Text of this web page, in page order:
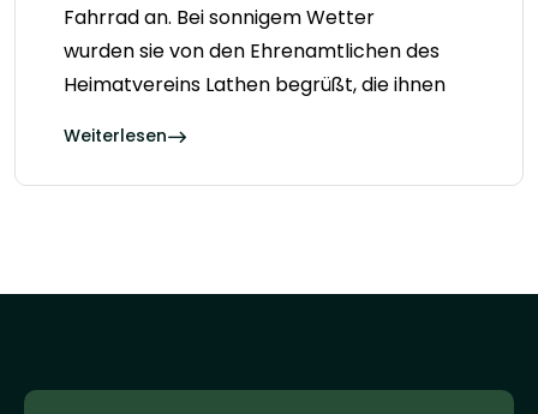
Fahrrad an. Bei sonnigem Wetter
wurden sie von den Ehrenamtlichen des
Heimatvereins Lathen begrüßt, die ihnen
Weiterlesen